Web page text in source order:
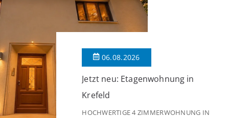
06.08.2026
Jetzt neu: Etagenwohnung in
Krefeld
HOCHWERTIGE 4 ZIMMERWOHNUNG IN